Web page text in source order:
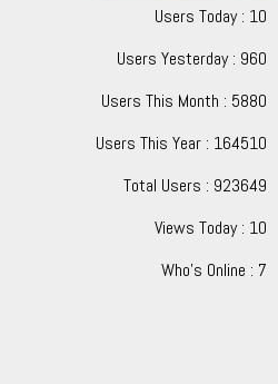
Users Today : 10
Users Yesterday : 960
Users This Month : 5880
Users This Year : 164510
Total Users : 923649
Views Today : 10
Who's Online : 7